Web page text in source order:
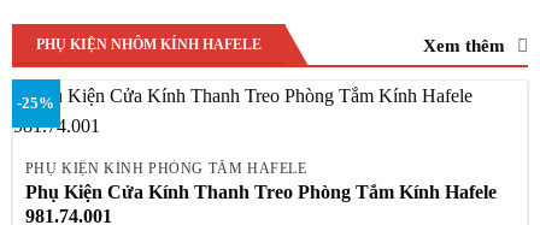
PHỤ KIỆN NHÔM KÍNH HAFELE Xem thêm
-25%
PHỤ KIỆN KÍNH PHÒNG TẮM HAFELE
Phụ Kiện Cửa Kính Thanh Treo Phòng Tắm Kính Hafele
981.74.001